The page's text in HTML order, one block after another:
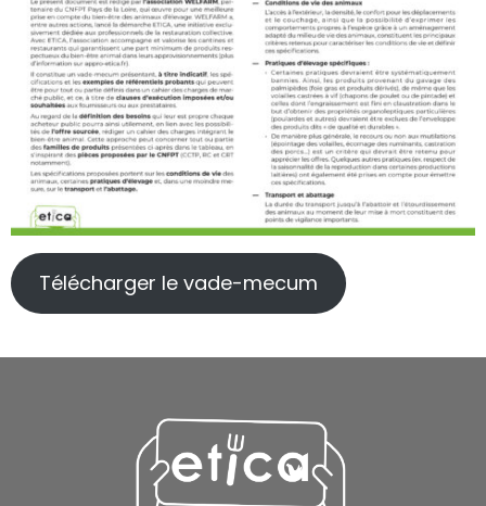
Télécharger le vade-mecum